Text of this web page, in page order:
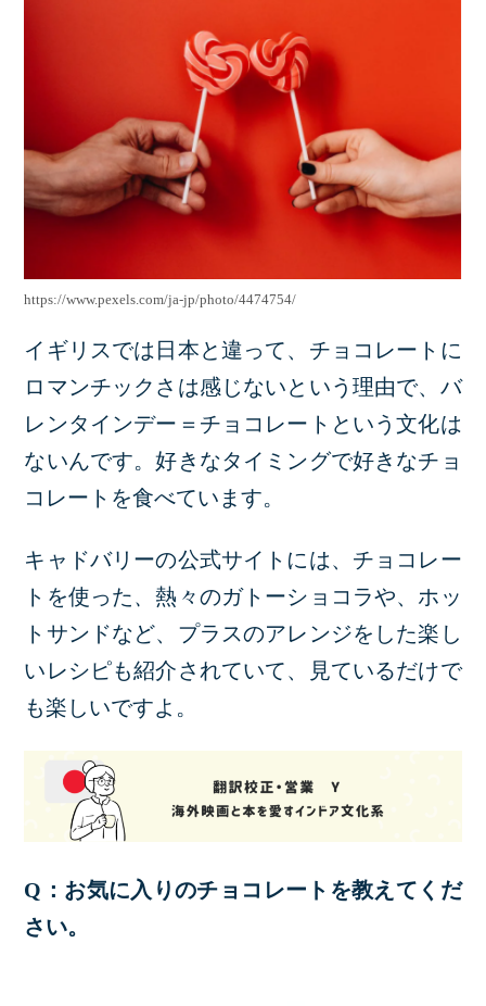
https://www.pexels.com/ja-jp/photo/4474754/
イギリスでは日本と違って、チョコレートに
ロマンチックさは感じないという理由で、バ
レンタインデー＝チョコレートという文化は
ないんです。好きなタイミングで好きなチョ
コレートを食べています。
キャドバリーの公式サイトには、チョコレー
トを使った、熱々のガトーショコラや、ホッ
トサンドなど、プラスのアレンジをした楽し
いレシピも紹介されていて、見ているだけで
も楽しいですよ。
Q：お気に入りのチョコレートを教えてくだ
さい。